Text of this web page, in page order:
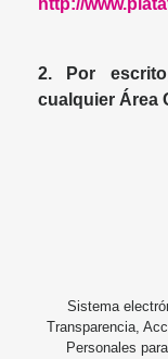
http://
2. Por
cualquier Área
Sistema
Transparencia,
Personales